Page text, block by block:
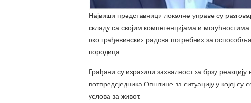
Највиши представници локалне управе су
складу са својим компетенцијама и
око грађевинских радова потребних за
породица.
Грађани су изразили захвалност за брзу
потпредсједника Општине за ситуацију у којој
услова за живот.